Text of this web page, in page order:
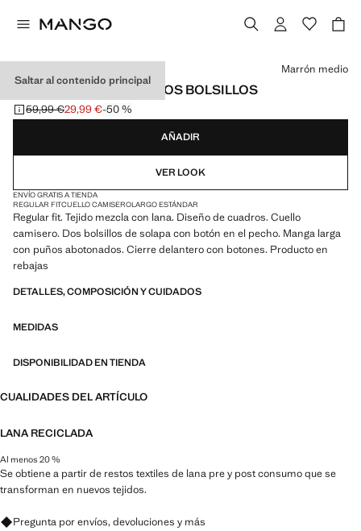
Saltar al contenido principal
SOBRECAMISA CUADROS BOLSILLOS
Precio inicial tachado [59,99 € ]
59,99 €
Precio actual [29,99 € ]
29,99 €-50 %
Selecciona un color
Marrón medio
AÑADIR
VER LOOK
ENVÍO GRATIS A TIENDA
REGULAR FITCUELLO CAMISEROLARGO ESTÁNDAR
Regular fit. Tejido mezcla con lana. Diseño de cuadros. Cuello
camisero. Dos bolsillos de solapa con botón en el pecho. Manga larga
con puños abotonados. Cierre delantero con botones. Producto en
rebajas
DETALLES, COMPOSICIÓN Y CUIDADOS
MEDIDAS
DISPONIBILIDAD EN TIENDA
CUALIDADES DEL ARTÍCULO
LANA RECICLADA
Al menos 20 %
Se obtiene a partir de restos textiles de lana pre y post consumo que se
transforman en nuevos tejidos.
Pregunta por envíos, devoluciones y más